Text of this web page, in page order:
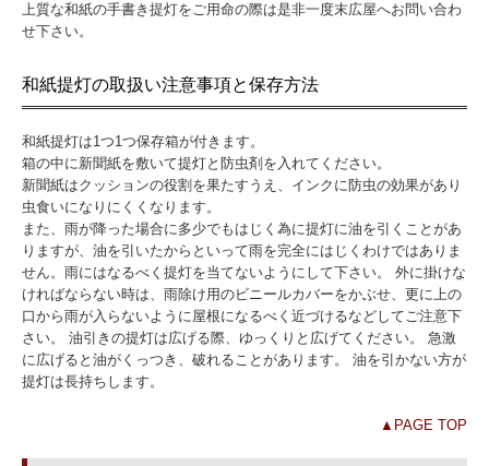
無地半纏
神社のぼり・社寺幕
のぼり
のれん
旗
紅白幕
その他
上質な和紙の手書き提灯をご用命の際は是非一度末広屋へお問い合わ
せ下さい。
和紙提灯の取扱い注意事項と保存方法
和紙提灯は1つ1つ保存箱が付きます。
箱の中に新聞紙を敷いて提灯と防虫剤を入れてください。
新聞紙はクッションの役割を果たすうえ、インクに防虫の効果があり
虫食いになりにくくなります。
また、雨が降った場合に多少でもはじく為に提灯に油を引くことがあ
りますが、油を引いたからといって雨を完全にはじくわけではありま
せん。雨にはなるべく提灯を当てないようにして下さい。 外に掛けな
ければならない時は、雨除け用のビニールカバーをかぶせ、更に上の
口から雨が入らないように屋根になるべく近づけるなどしてご注意下
さい。 油引きの提灯は広げる際、ゆっくりと広げてください。 急激
に広げると油がくっつき、破れることがあります。 油を引かない方が
提灯は長持ちします。
▲PAGE TOP